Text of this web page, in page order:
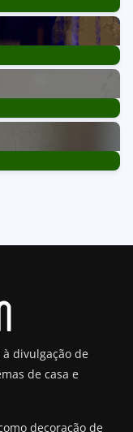
divulgação de
de casa e
decoração de